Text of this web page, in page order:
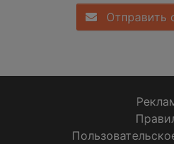
Отправить